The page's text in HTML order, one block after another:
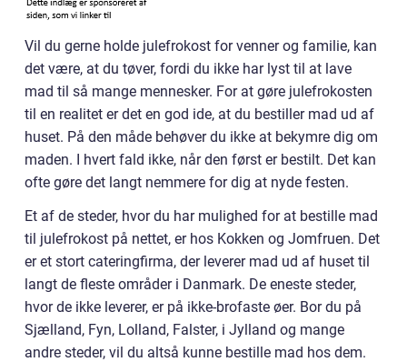
Vil du gerne holde julefrokost for venner og familie, kan
det være, at du tøver, fordi du ikke har lyst til at lave
mad til så mange mennesker. For at gøre julefrokosten
til en realitet er det en god ide, at du bestiller mad ud af
huset. På den måde behøver du ikke at bekymre dig om
maden. I hvert fald ikke, når den først er bestilt. Det kan
ofte gøre det langt nemmere for dig at nyde festen.
Et af de steder, hvor du har mulighed for at bestille mad
til julefrokost på nettet, er hos Kokken og Jomfruen. Det
er et stort cateringfirma, der leverer mad ud af huset til
langt de fleste områder i Danmark. De eneste steder,
hvor de ikke leverer, er på ikke-brofaste øer. Bor du på
Sjælland, Fyn, Lolland, Falster, i Jylland og mange
andre steder, vil du altså kunne bestille mad hos dem.